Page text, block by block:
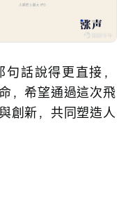
話說得更直接，
，希望通過這次飛
創新，共同塑造人